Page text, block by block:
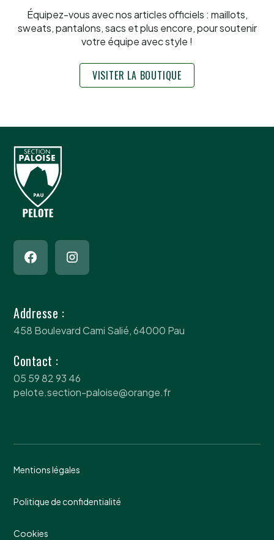
Équipez-vous avec nos articles officiels : maillots,
sweats, pantalons, sacs et plus encore, pour soutenir
votre équipe avec style !
VISITER LA BOUTIQUE
Addresse :
458 Boulevard Cami Salié, 64000 Pau
Contact :
05 59 82 93 46
pelote.section-paloise@orange.fr
Mentions légales
Politique de confidentialité
Cookies